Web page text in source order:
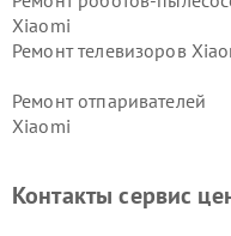
Xiaomi
Ремонт телевизоров
Ремонт отпаривателей
Xiaomi
Ремонт стиральных
Контакты сервис